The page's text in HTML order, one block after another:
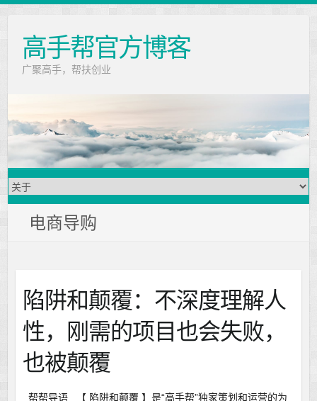
高手帮官方博客
广聚高手，帮扶创业
电商导购
陷阱和颠覆：不深度理解人
性，刚需的项目也会失败，
也被颠覆
帮帮导语 【 陷阱和颠覆 】是“高手帮”独家策划和运营的为